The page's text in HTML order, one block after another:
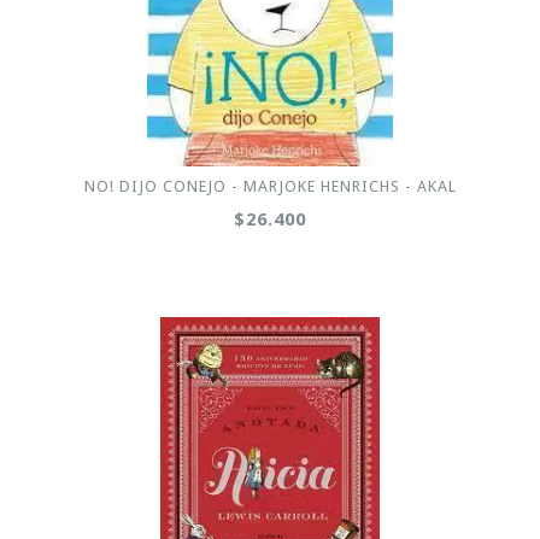
NO! DIJO CONEJO - MARJOKE HENRICHS - AKAL
$26.400